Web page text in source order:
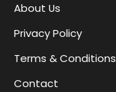
About Us
Privacy Policy
Terms & Conditions
Contact